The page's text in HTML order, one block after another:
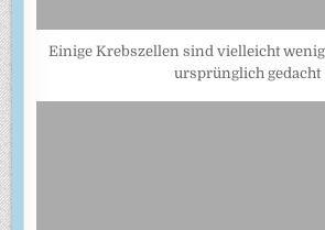
Einige Krebszellen sind vielleicht
ursprünglich gedacht